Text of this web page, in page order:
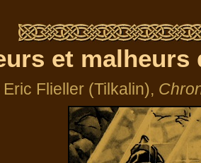
et malheurs
Flieller (Tilkalin),